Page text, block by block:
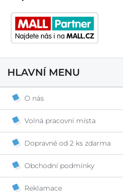
HLAVNÍ MENU
O nás
Volná pracovní místa
Dopravné od 2 ks zdarma
Obchodní podmínky
Reklamace